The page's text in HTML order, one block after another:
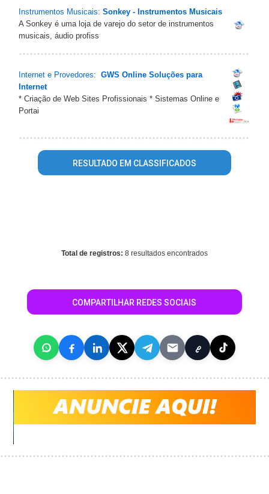
Instrumentos Musicais: Sonkey - Instrumentos Musicais
A Sonkey é uma loja de varejo do setor de instrumentos
musicais, áudio profiss
Internet e Provedores: GWS Online Soluções para
Internet
* Criação de Web Sites Profissionais * Sistemas Online e
Portai
RESULTADO EM CLASSIFICADOS
Total de registros: 8 resultados encontrados
COMPARTILHAR REDES SOCIAIS